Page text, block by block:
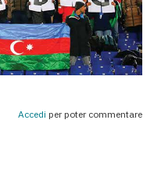
Accedi per poter commentare